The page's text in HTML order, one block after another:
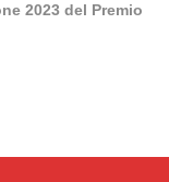
2023 del Premio